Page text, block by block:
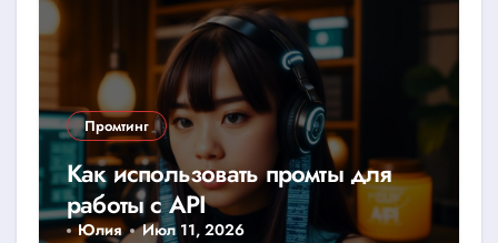
Промтинг
Как использовать промты для
работы с API
Юлия Июл 11, 2026